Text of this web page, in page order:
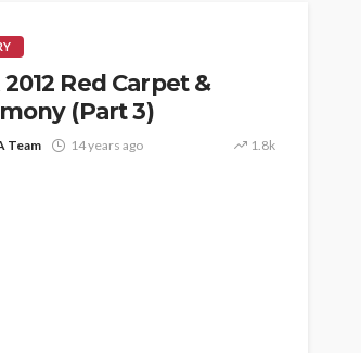
2012 Red Carpet &
(Part 3)
Team 14 years ago 1.8k